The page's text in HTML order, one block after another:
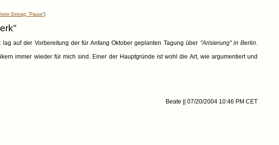
Eintrag: "Pause")
lag auf der Vorbereitung der für Anfang Oktober geplanten Tagung über "Arisierung" in Berlin.
immer wieder für mich sind. Einer der Hauptgründe ist wohl die Art, wie argumentiert und
Beate || 07/20/2004 10:46 PM CET